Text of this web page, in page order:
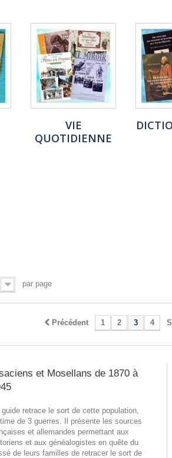
VIE
QUOTIDIENNE
par page
Précédent 1 2 3 4
et Mosellans de 1870 à
guide retrace le sort de cette population,
de 3 guerres. Il présente les sources
et allemandes permettant aux
et aux généalogistes en quête du
de leurs familles de retracer le sort de